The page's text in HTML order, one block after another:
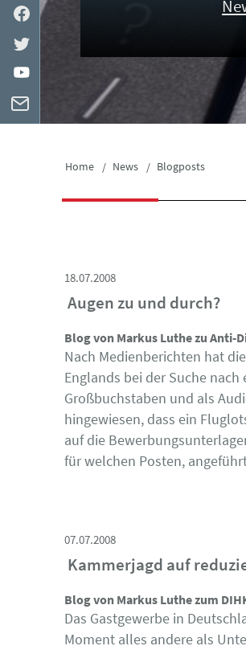
Home News Blogposts
18.07.2008
Augen zu und durch?
Blog von Markus Luthe zu
Nach Medienberichten hat
Englands bei der Suche
Großbuchstaben und als
hingewiesen, dass ein
auf die
für welchen Posten,
07.07.2008
Kammerjagd auf
Blog von Markus Luthe zum
Das Gastgewerbe in
Moment alles andere als